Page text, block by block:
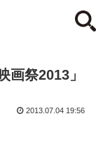
画祭2013」
2013.07.04 19:56